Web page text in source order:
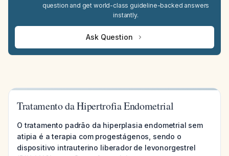
question and get world-class guideline-backed answers
instantly.
Ask Question
Tratamento da Hipertrofia Endometrial
O tratamento padrão da hiperplasia endometrial sem
atipia é a terapia com progestágenos, sendo o
dispositivo intrauterino liberador de levonorgestrel